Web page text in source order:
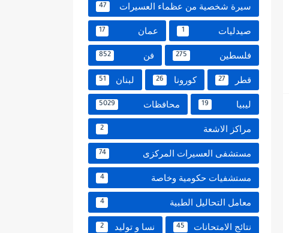
سيرة شخصية من عظماء العسيرات 47
صيدليات 1 عمان 17
فلسطين 275 فن 852
قطر 27 كورونا 26 لبنان 51
ليبيا 19 محافظات 5029
مراكز الاشعة 2
مستشفى العسيرات المركزى 74
مستشفيات حكومية وخاصة 4
معامل التحاليل الطبية 4
نتائج الامتحانات 45 نسا و توليد 2